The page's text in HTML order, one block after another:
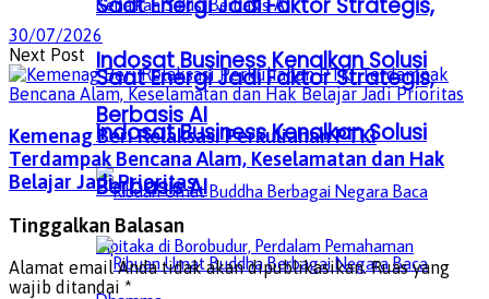
Saat Energi Jadi Faktor Strategis,
Indosat Business Kenalkan Solusi
Berbasis AI
Saat Energi Jadi Faktor Strategis,
Indosat Business Kenalkan Solusi
Berbasis AI
30/07/2026
Next Post
Kemenag Beri Relaksasi Perkuliahan PTKI
Terdampak Bencana Alam, Keselamatan dan Hak
Belajar Jadi Prioritas
Tinggalkan Balasan
Alamat email Anda tidak akan dipublikasikan. Ruas yang
wajib ditandai *